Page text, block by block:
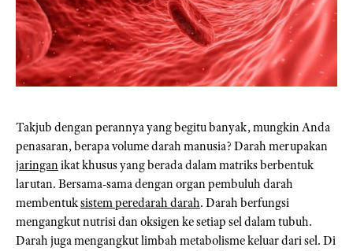
Takjub dengan perannya yang begitu banyak, mungkin Anda
penasaran, berapa volume darah manusia? Darah merupakan
jaringanikat khusus yang berada dalam matriks berbentuk
larutan. Bersama-sama dengan organ pembuluh darah
membentuksistem peredarah darah. Darah berfungsi
mengangkut nutrisi dan oksigen ke setiap sel dalam tubuh.
Darah juga mengangkut limbah metabolisme keluar dari sel. Di